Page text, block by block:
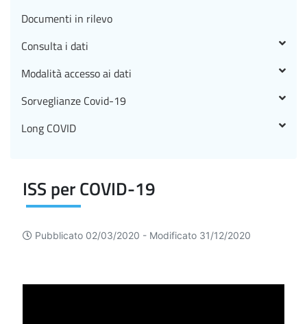
ISS per COVID-19
Pubblicato 02/03/2020 - Modificato 31/12/2020
Documenti in rilevo
Consulta i dati
Modalità accesso ai dati
Sorveglianze Covid-19
Long COVID